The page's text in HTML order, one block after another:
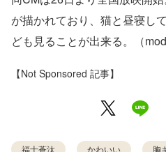
が描かれており、猫と昼寝し
ども見ることが出来る。（
【Not Sponsored 記事】
福士蒼汰 かわいい 胸